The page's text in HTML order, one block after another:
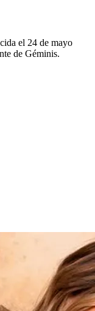
el 24 de mayo
de Géminis.